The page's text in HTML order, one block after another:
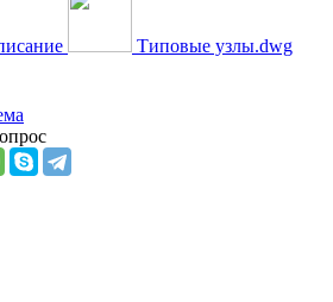
Типовые узлы.dwg